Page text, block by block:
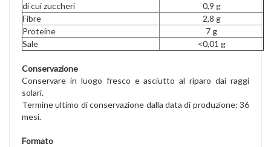
di cui zuccheri
0,9 g
Fibre
2,8 g
Proteine
7 g
Sale
<0,01 g
Conservazione
Conservare in luogo fresco e asciutto al riparo dai raggi
solari.
Termine ultimo di conservazione dalla data di produzione: 36
mesi.
Formato